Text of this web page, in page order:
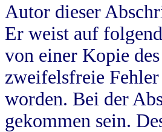
Autor dieser
Er weist auf
von einer Kopie
zweifelsfreie
worden. Bei der
gekommen sein.